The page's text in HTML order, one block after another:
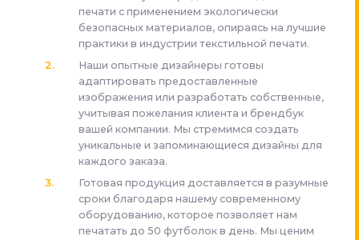
печати с применением экологически
безопасных материалов, опираясь на лучшие
практики в индустрии текстильной печати.
Наши опытные дизайнеры готовы
адаптировать предоставленные
изображения или разработать собственные,
учитывая пожелания клиента и брендбук
вашей компании. Мы стремимся создать
уникальные и запоминающиеся дизайны для
каждого заказа.
Готовая продукция доставляется в разумные
сроки благодаря нашему современному
оборудованию, которое позволяет нам
печатать до 50 футболок в день. Мы ценим